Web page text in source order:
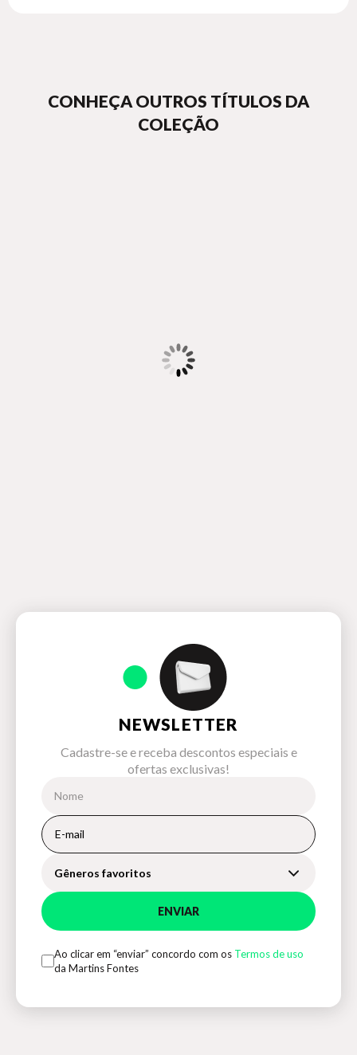
CONHEÇA OUTROS TÍTULOS DA
COLEÇÃO
NEWSLETTER
Cadastre-se e receba descontos especiais e
ofertas exclusivas!
Gêneros favoritos
ENVIAR
Ao clicar em “enviar” concordo com os Termos de uso
da Martins Fontes